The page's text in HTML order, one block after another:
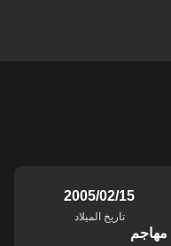
15‏/02‏/2005
تاريخ الميلاد
مهاجم